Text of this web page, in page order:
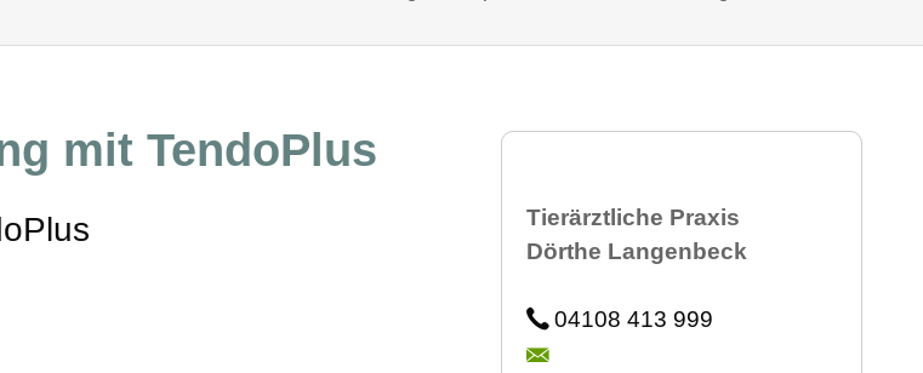
mit TendoPlus
Tierärztliche Praxis
Dörthe Langenbeck
04108 413 999